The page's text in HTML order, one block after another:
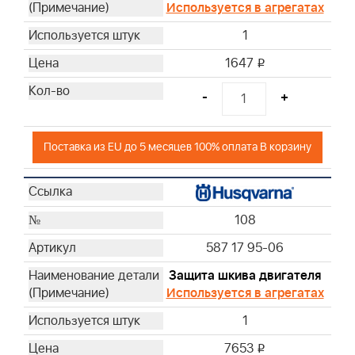
Используется в агрегатах
1
1647 i
- +
Поставка из EU до 5 месяцев 100% оплата В корзину
108
587 17 95-06
Защита шкива двигателя
Используется в агрегатах
1
7653 i